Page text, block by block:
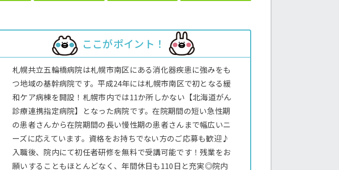
ここがポイント！
札幌共立五輪橋病院は札幌市南区にある消化器疾患に強みをも
つ地域の基幹病院です。平成24年には札幌市南区で初となる緩
和ケア病棟を開設！札幌市内では11か所しかない【北海道がん
診療連携指定病院】となった病院です。在院期間の短い急性期
の患者さんから在院期間の長い慢性期の患者さんまで幅広いニ
ーズに応えています。資格をお持ちでない方のご応募も歓迎♪
入職後、院内にて初任者研修を無料で受講可能です！残業をお
願いすることもほとんどなく、年間休日も110日と充実◎院内